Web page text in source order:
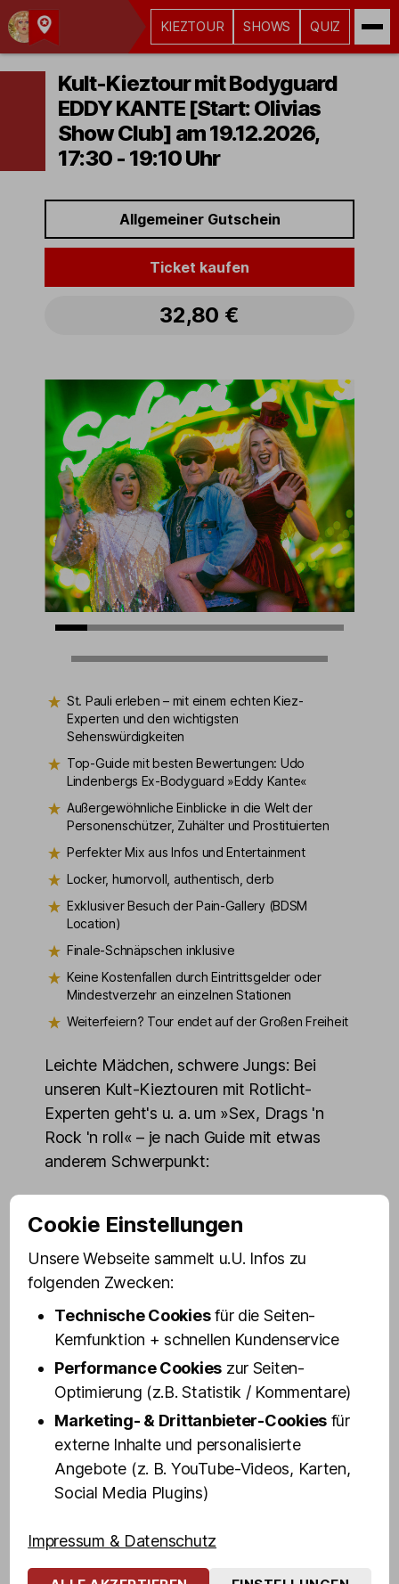
Kult-
Kieztouren
Hamburg
KIEZTOUR SHOWS QUIZ
Kult-Kieztour mit Bodyguard
EDDY KANTE [Start: Olivias
Show Club] am 19.12.2026,
17:30 - 19:10 Uhr
Allgemeiner Gutschein
Ticket kaufen
32,80 €
St. Pauli erleben – mit einem echten Kiez-
Experten und den wichtigsten
Sehenswürdigkeiten
Top-Guide mit besten Bewertungen: Udo
Lindenbergs Ex-Bodyguard »Eddy Kante«
Außergewöhnliche Einblicke in die Welt der
Personenschützer, Zuhälter und Prostituierten
Perfekter Mix aus Infos und Entertainment
Locker, humorvoll, authentisch, derb
Exklusiver Besuch der Pain-Gallery (BDSM
Location)
Finale-Schnäpschen inklusive
Keine Kostenfallen durch Eintrittsgelder oder
Mindestverzehr an einzelnen Stationen
Weiterfeiern? Tour endet auf der Großen Freiheit
Leichte Mädchen, schwere Jungs: Bei
unseren Kult-Kieztouren mit Rotlicht-
Experten geht's u. a. um »Sex, Drags 'n
Rock 'n roll« – je nach Guide mit etwas
anderem Schwerpunkt:
Bodyguard von Udo Lindenberg bekannt.
Mit dem berühmten Panik-Rocker machte
der gebürtige Hagener jahrzehntelang
nicht nur St. Pauli ›unsicher‹ – er war als
Mitglied eines berüchtigten Motorrad-
Clubs in jüngeren Jahren auch bundesweit
im Milieu ›aktiv‹.
Erfahrt aus erster Hand u. a., wie und
warum Eddy das erste Mal auf St. Pauli
gestrandet ist, was es mit Udo
Lindenbergs Stern vor dem Café Keese auf
sich hat, wo der Kult-Bodyguard das erste
sein geheimes »Nachtbüro« hatte, wie
man überhaupt in eine Motorrad-Gang
Cookie Einstellungen
Unsere Webseite sammelt u.U. Infos zu
folgenden Zwecken:
Technische Cookiesfür die Seiten-
Kernfunktion + schnellen Kundenservice
Performance Cookies zur Seiten-
Optimierung (z.B. Statistik / Kommentare)
Marketing- & Drittanbieter-Cookies für
externe Inhalte und personalisierte
Angebote (z. B. YouTube-Videos, Karten,
Social Media Plugins)
Impressum & Datenschutz